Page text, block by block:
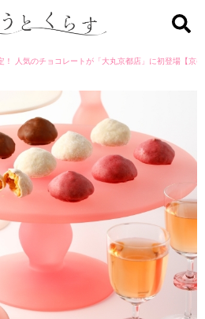
！ 人気のチョコレートが「大丸京都店」に初登場【京